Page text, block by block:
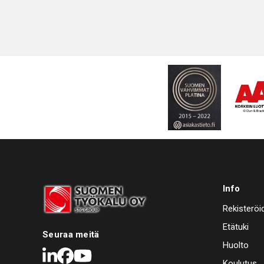
Seuraa meitä
LinkedIn
Facebook
Youtube
Info
Etätuki
Huolto